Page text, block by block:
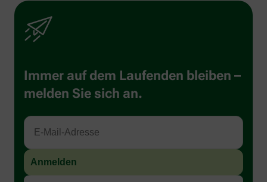
Immer auf dem Laufenden bleiben –
melden Sie sich an.